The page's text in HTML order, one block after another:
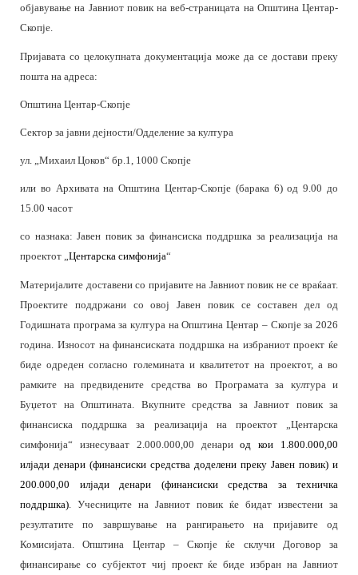
објавување на Јавниот повик на веб-страницата на Општина Центар-
Скопје.
Пријавата со целокупната документација може да се достави преку
пошта на адреса:
Општина Центар-Скопје
Сектор за јавни дејности/Одделение за култура
ул. „Михаил Цоков“ бр.1, 1000 Скопје
или во Архивата на Општина Центар-Скопје (барака 6) од 9.00 до
15.00 часот
со назнака: Јавен повик за финансиска поддршка за реализација на
проектот „Центарска симфонија“
Материјалите доставени со пријавите на Јавниот повик не се враќаат.
Проектите поддржани со овој Јавен повик се составен дел од
Годишната програма за култура на Општина Центар – Скопје за 2026
година. Износот на финансиската поддршка на избраниот проект ќе
биде одреден согласно големината и квалитетот на проектот, а во
рамките на предвидените средства во Програмата за култура и
Буџетот на Општината. Вкупните средства за Јавниот повик за
финансиска поддршка за реализација на проектот „Центарска
симфонија“ изнесуваат 2.000.000,00 денариод кои 1.800.000,00
илјади денари (финансиски средства доделени преку Јавен повик) и
200.000,00 илјади денари (финансиски средства за техничка
поддршка). Учесниците на Јавниот повик ќе бидат известени за
резултатите по завршување на рангирањето на пријавите од
Комисијата. Општина Центар – Скопје ќе склучи Договор за
финансирање со субјектот чиј проект ќе биде избран на Јавниот